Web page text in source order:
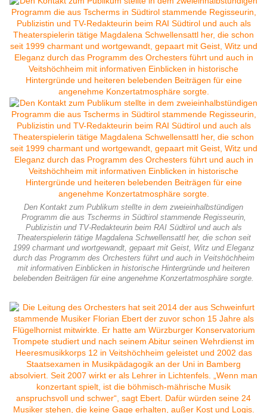
Den Kontakt zum Publikum stellte in dem zweieinhalbstündigen
Programm die aus Tscherms in Südtirol stammende Regisseurin,
Publizistin und TV-Redakteurin beim RAI Südtirol und auch als
Theaterspielerin tätige Magdalena Schwellensattl her, die schon seit
1999 charmant und wortgewandt, gepaart mit Geist, Witz und Eleganz
durch das Programm des Orchesters führt und auch in Veitshöchheim
mit informativen Einblicken in historische Hintergründe und heiteren
belebenden Beiträgen für eine angenehme Konzertatmosphäre sorgte.